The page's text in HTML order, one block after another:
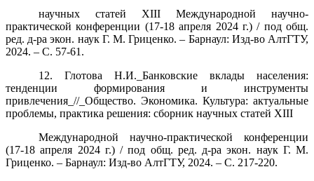
научныхстатей XIII Международной научно-
практической конференции (17-18 апреля 2024 г.) / под общ.
ред. д-ра экон. наук Г. М. Гриценко. – Барнаул: Изд-во АлтГТУ,
2024. – С. 57-61.
12. Глотова Н.И._Банковские вклады населения:
тенденции формирования и инструменты
привлечения_//_Общество. Экономика. Культура: актуальные
проблемы, практика решения: сборник научных статей XIII
Международной научно-практической конференции
(17-18 апреля 2024 г.) / под общ. ред. д-ра экон. наук Г. М.
Гриценко. – Барнаул: Изд-во АлтГТУ, 2024. – С. 217-220.